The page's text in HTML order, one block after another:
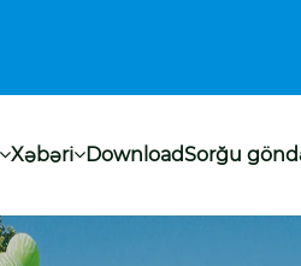
Xəbəri DownloadSorğu